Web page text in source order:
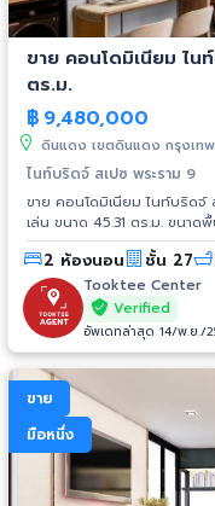
ขาย คอนโดมิเนียม ไนท์บริด
ตร.ม.
฿ 9,480,000
ดินแดง เขตดินแดง กรุงเท
ไนท์บริดจ์ สเปซ พระราม 9
ขาย คอนโดมิเนียม ไนท์บริด
เล่น ขนาด 45.31 ตร.ม. ขนาดพื้น
ใกล้เคียง - ฟอร์จูนทาวน์ - เ
รร.บางกอกทวิวิทย์ - รพ.พระรามเก้
ถ.ดินแดง - ถ.พระราม 9 - ถ.รั
รถไฟฟ้า - MRT สายสีน้ำเงิ
2 ห้องนอน ชั้น 27
Tooktee Center
Verified
อัพเดทล่าสุด 14/พ.ย./
ขาย
มือหนึ่ง